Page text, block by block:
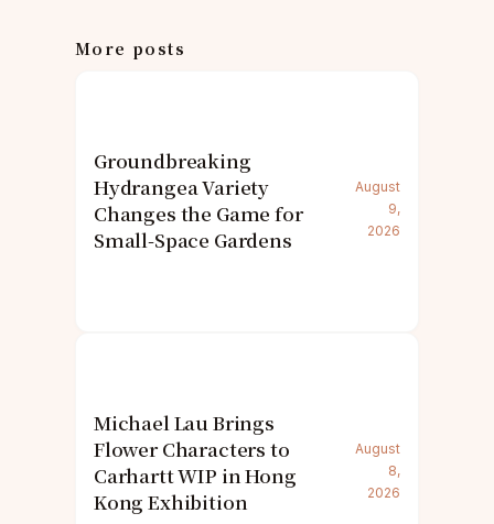
More posts
Groundbreaking
Hydrangea Variety
Changes the Game for
Small-Space Gardens
August
9,
2026
Michael Lau Brings
Flower Characters to
Carhartt WIP in Hong
Kong Exhibition
August
8,
2026